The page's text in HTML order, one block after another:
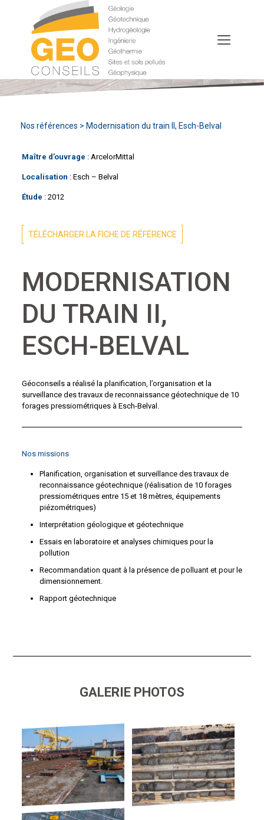
Nos références > Modernisation du train II, Esch-Belval
Maître d’ouvrage : ArcelorMittal
Localisation : Esch – Belval
Étude : 2012
TÉLÉCHARGER LA FICHE DE RÉFÉRENCE
MODERNISATION
DU TRAIN II,
ESCH-BELVAL
Géoconseils a réalisé la planification, l’organisation et la
surveillance des travaux de reconnaissance géotechnique de 10
forages pressiométriques à Esch-Belval.
Nos missions
Planification, organisation et surveillance des travaux de
reconnaissance géotechnique (réalisation de 10 forages
pressiométriques entre 15 et 18 mètres, équipements
piézométriques)
Interprétation géologique et géotechnique
Essais en laboratoire et analyses chimiques pour la
pollution
Recommandation quant à la présence de polluant et pour le
dimensionnement.
Rapport géotechnique
GALERIE PHOTOS